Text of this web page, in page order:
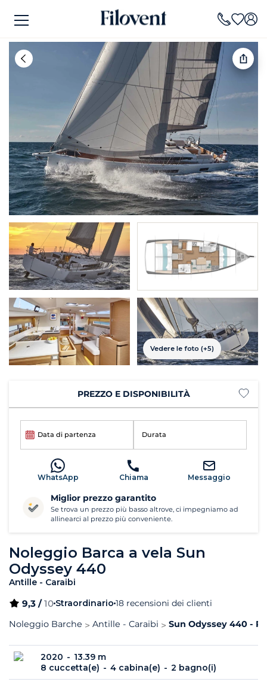
Vedere le foto (+5)
Noleggio Barca a vela Sun
Odyssey 440
Antille - Caraibi
9,3 /10 Straordinario 18 recensioni dei clienti
Noleggio Barche
Antille - Caraibi Sun Odyssey 440 -
2020
13.39 m
8 cuccetta(e)
4 cabina(e) 2 bagno(i)
PREZZO E DISPONIBILITÀ
Data di partenza Durata
WhatsApp Chiama Messaggio
Miglior prezzo garantito
Se trova un prezzo più basso altrove, ci impegniamo ad
allinearci al prezzo più conveniente.